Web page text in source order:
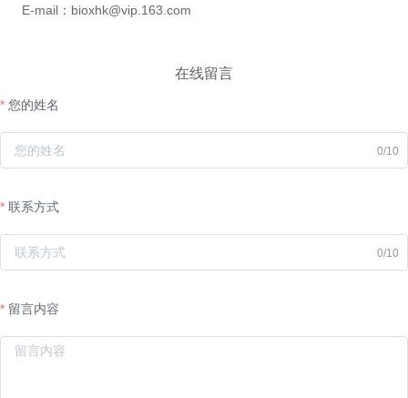
E-mail：bioxhk@vip.163.com
在线留言
您的姓名
0/10
联系方式
0/10
留言内容